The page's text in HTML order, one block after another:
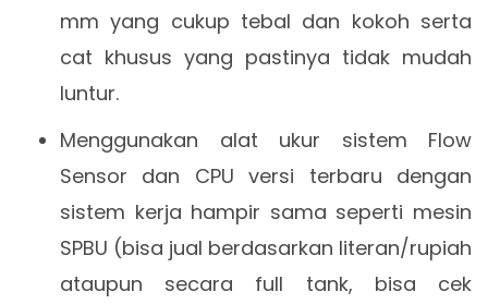
mm yang cukup tebal dan kokoh serta
cat khusus yang pastinya tidak mudah
luntur.
Menggunakan alat ukur sistem Flow
Sensor dan CPU versi terbaru dengan
sistem kerja hampir sama seperti mesin
SPBU (bisa jual berdasarkan literan/rupiah
ataupun secara full tank, bisa cek